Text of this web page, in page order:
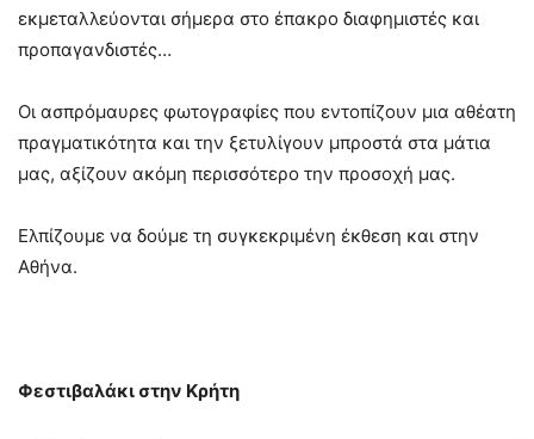
εκμεταλλεύονται σήμερα στο έπακρο διαφημιστές και
προπαγανδιστές…
Οι ασπρόμαυρες φωτογραφίες που εντοπίζουν μια αθέατη
πραγματικότητα και την ξετυλίγουν μπροστά στα μάτια
μας, αξίζουν ακόμη περισσότερο την προσοχή μας.
Ελπίζουμε να δούμε τη συγκεκριμένη έκθεση και στην
Αθήνα.
Φεστιβαλάκι στην Κρήτη